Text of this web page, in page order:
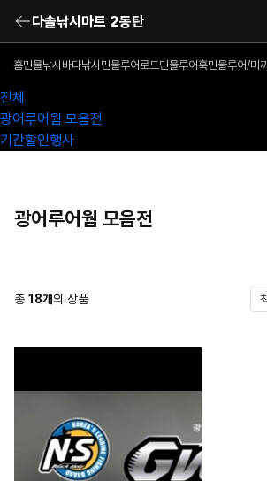
다솔낚시마트 2동탄
홈민물낚시 바다낚시 민물루어로드민물루어훅민물루어/미끼
전체
광어루어웜 모음전
기간할인행사
광어루어웜 모음전
총 18개의 상품